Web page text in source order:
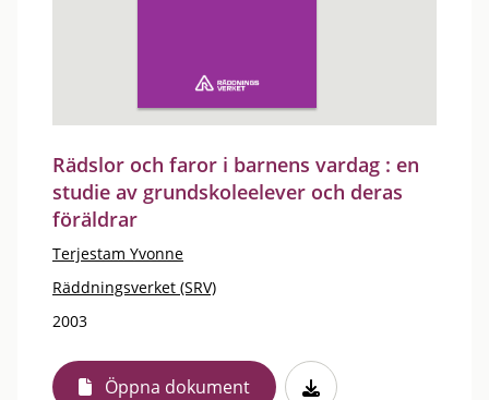
Rädslor och faror i barnens vardag : en
studie av grundskoleelever och deras
föräldrar
Terjestam Yvonne
Räddningsverket (SRV)
2003
Öppna dokument